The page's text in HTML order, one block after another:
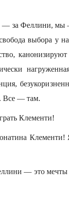
— за Феллини,
выбора у
нагруженная
Все — там.
Клементи!
Клементи!
— это мечты